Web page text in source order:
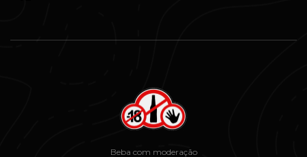
Beba com moderação